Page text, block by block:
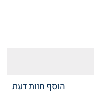
הוסף חוות דעת